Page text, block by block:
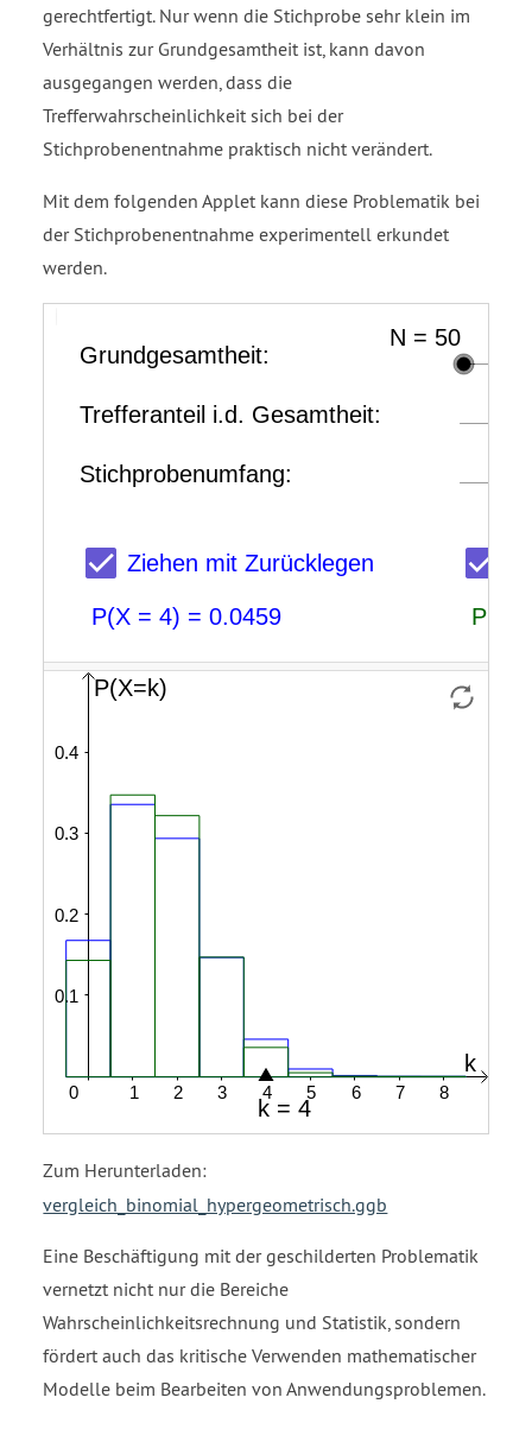
gerechtfertigt. Nur wenn die Stichprobe sehr klein im
Verhältnis zur Grundgesamtheit ist, kann davon
ausgegangen werden, dass die
Trefferwahrscheinlichkeit sich bei der
Stichprobenentnahme praktisch nicht verändert.
Mit dem folgenden Applet kann diese Problematik bei
der Stichprobenentnahme experimentell erkundet
werden.
equals
open
parenthesis
equals
close
0.0459
open
parenthesis
equals
close
0.0357
Gesamtheit:
VerteilungX
VerteilungY
Ziehen
Zurücklegen
Ziehen
ohne
Zurücklegen
Zum Herunterladen:
vergleich_binomial_hypergeometrisch.ggb
Eine Beschäftigung mit der geschilderten Problematik
vernetzt nicht nur die Bereiche
Wahrscheinlichkeitsrechnung und Statistik, sondern
fördert auch das kritische Verwenden mathematischer
Modelle beim Bearbeiten von Anwendungsproblemen.